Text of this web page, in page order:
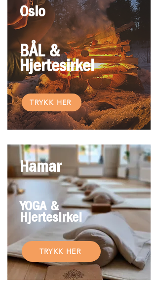
Oslo
BÅL &
Hjertesirkel
TRYKK HER
Hamar
YOGA &
Hjertesirkel
TRYKK HER